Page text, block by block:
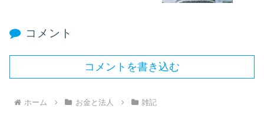
コメント
コメントを書き込む
ホーム お金と法人 雑記